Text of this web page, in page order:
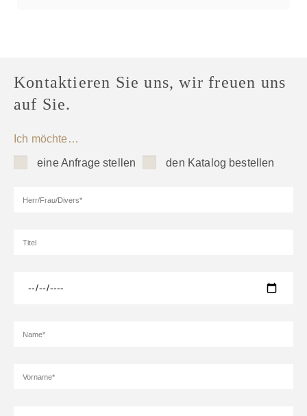
Kontaktieren Sie uns, wir freuen uns
auf Sie.
Ich möchte…
eine Anfrage stellen den Katalog bestellen